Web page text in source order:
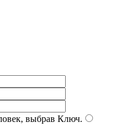
выбрав Ключ.